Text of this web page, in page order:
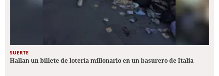
SUERTE
Hallan un billete de lotería millonario en un basurero de Italia